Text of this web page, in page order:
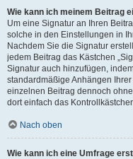
Wie kann ich meinem Beitrag
Um eine Signatur an Ihren
solche in den Einstellungen in
Nachdem Sie die Signatur
jedem Beitrag das Kästchen
Signatur auch hinzufügen,
standardmäßige Anhängen
einzelnen Beitrag dennoch
dort einfach das
Nach oben
Wie kann ich eine Umfrage